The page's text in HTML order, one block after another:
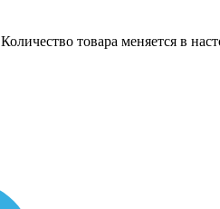
Количество товара меняется в